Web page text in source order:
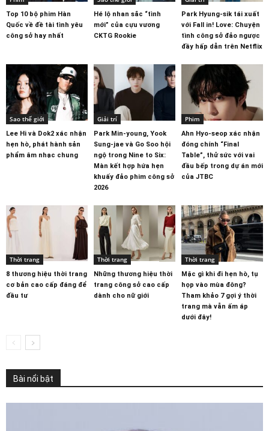
Top 10 bộ phim Hàn
Quốc về đề tài tình yêu
công sở hay nhất
Hé lộ nhan sắc “tình
mới” của cựu vương
CKTG Rookie
Park Hyung-sik tái xuất
với Fall in! Love: Chuyện
tình công sở đảo ngược
đầy hấp dẫn trên Netflix
Sao thế giới
Lee Hi và Dok2 xác nhận
hẹn hò, phát hành sản
phẩm âm nhạc chung
Giải trí
Park Min-young, Yook
Sung-jae và Go Soo hội
ngộ trong Nine to Six:
Màn kết hợp hứa hẹn
khuấy đảo phim công sở
2026
Phim
Ahn Hyo-seop xác nhận
đóng chính “Final
Table”, thử sức với vai
đầu bếp trong dự án mới
của JTBC
Thời trang
8 thương hiệu thời trang
cơ bản cao cấp đáng để
đầu tư
Thời trang
Những thương hiệu thời
trang công sở cao cấp
dành cho nữ giới
Thời trang
Mặc gì khi đi hẹn hò, tụ
họp vào mùa đông?
Tham khảo 7 gợi ý thời
trang mà vẫn ấm áp
dưới đây!
Bài nổi bật